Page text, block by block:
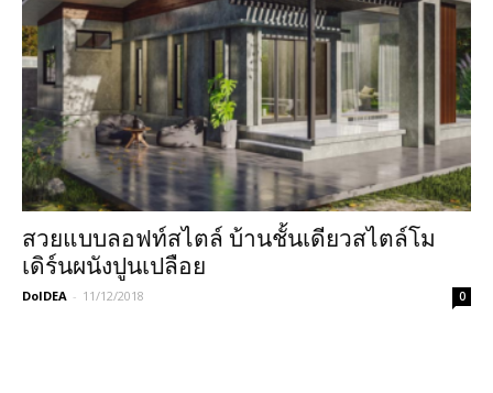
สวยแบบลอฟท์สไตล์ บ้านชั้นเดียวสไตล์โม
เดิร์นผนังปูนเปลือย
DoIDEA - 11/12/2018 0